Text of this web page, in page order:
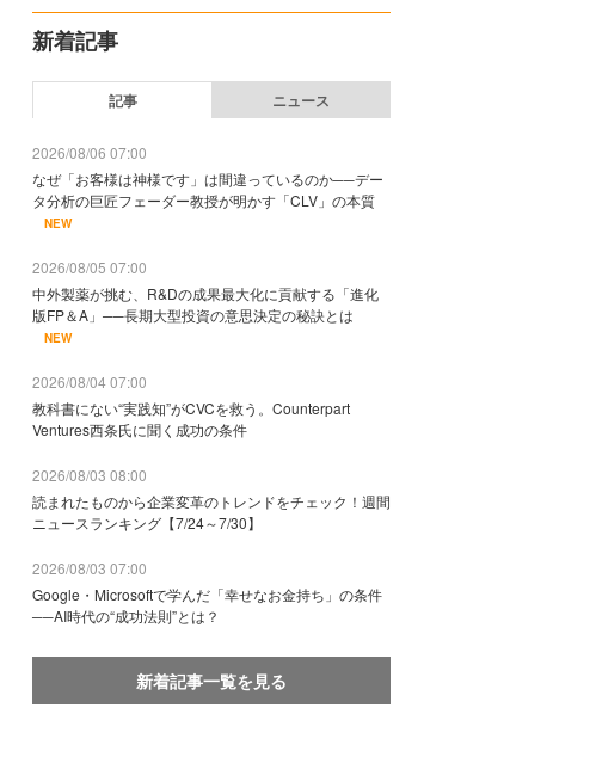
新着記事
記事 ニュース
2026/08/06 07:00
なぜ「お客様は神様です」は間違っているのか──デー
タ分析の巨匠フェーダー教授が明かす「CLV」の本質
NEW
2026/08/05 07:00
中外製薬が挑む、R&Dの成果最大化に貢献する「進化
版FP＆A」──長期大型投資の意思決定の秘訣とは
NEW
2026/08/04 07:00
教科書にない“実践知”がCVCを救う。Counterpart
Ventures西条氏に聞く成功の条件
2026/08/03 08:00
読まれたものから企業変革のトレンドをチェック！週間
ニュースランキング【7/24～7/30】
2026/08/03 07:00
Google・Microsoftで学んだ「幸せなお金持ち」の条件
──AI時代の“成功法則”とは？
新着記事一覧を見る